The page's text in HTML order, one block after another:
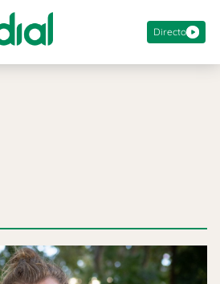
Directo